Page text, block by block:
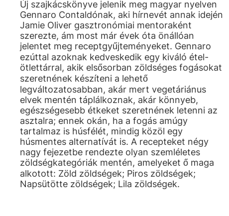
Új szajkácskönyve jelenik meg magyar nyelven
Gennaro Contaldónak, aki hírnevét annak idején
Jamie Oliver gasztronómiai mentoraként
szerezte, ám most már évek óta önállóan
jelentet meg receptgyűjteményeket. Gennaro
ezúttal azoknak kedveskedik egy kiváló étel-
ötlettárral, akik elsősorban zöldséges fogásokat
szeretnének készíteni a lehető
legváltozatosabban, akár mert vegetáriánus
elvek mentén táplálkoznak, akár könnyeb,
egészségesebb étkeket szeretnének letenni az
asztalra; ennek okán, ha a fogás amúgy
tartalmaz is húsfélét, mindig közöl egy
húsmentes alternatívát is. A recepteket négy
nagy fejezetbe rendezte olyan szemléletes
zöldségkategóriák mentén, amelyeket ő maga
alkotott: Zöld zöldségek; Piros zöldségek;
Napsütötte zöldségek; Lila zöldségek.